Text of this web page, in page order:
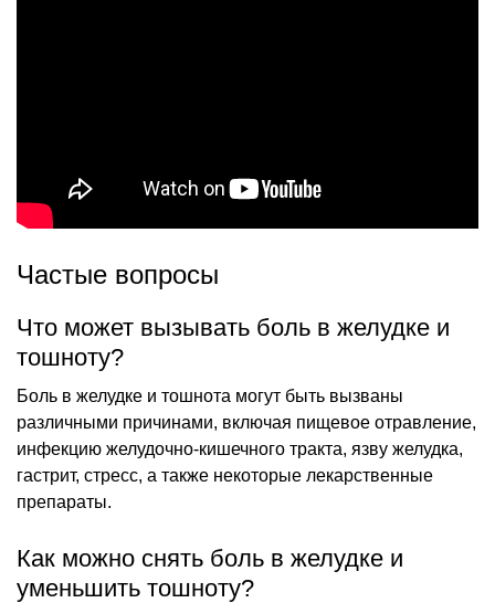
Частые вопросы
Что может вызывать боль в желудке и
тошноту?
Боль в желудке и тошнота могут быть вызваны
различными причинами, включая пищевое отравление,
инфекцию желудочно-кишечного тракта, язву желудка,
гастрит, стресс, а также некоторые лекарственные
препараты.
Как можно снять боль в желудке и
уменьшить тошноту?